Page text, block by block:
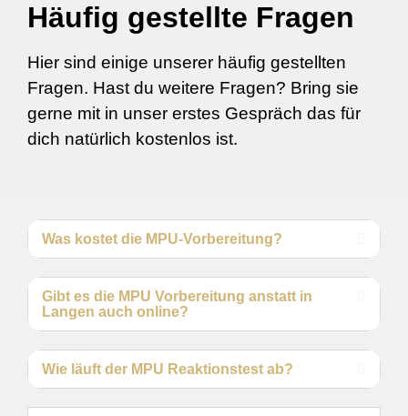
Häufig gestellte Fragen
Hier sind einige unserer häufig gestellten
Fragen. Hast du weitere Fragen? Bring sie
gerne mit in unser erstes Gespräch das für
dich natürlich kostenlos ist.
Was kostet die MPU-Vorbereitung?
Gibt es die MPU Vorbereitung anstatt in
Langen auch online?
Wie läuft der MPU Reaktionstest ab?